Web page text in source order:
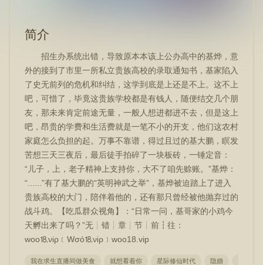
简介
招生办系统出错，导致原本本该上公办高中的基烨，意
外的接到了市里一所私立贵族高校的录取通知书，基家陷入
了史无前列的危机和纠结，这学到底是上还是不上。这不上
吧，可惜了，毕竟这贵族学校都是有钱人，随便结交几个朋
友，那未来肯定前途无量，一般人想进都进不去，但是这上
吧，昂贵的学费和生活费就是一笔不小的开支，他们这农村
家庭怎么负担的起。万事不靠谱，得过且过的基大鹏，瞑发
苦想三天三夜后，最后徒手拍碎了一块板砖，一锤定音：
“儿子，上，老子精神上支持你，大不了咱先赊账。”基烨：
“......”有了基大鹏的“英明神武之举”，基烨被迫踏上了进入
贵族高校的大门，陪伴着他的，还有那只曾经被他抛弃过的
战斗鸡。【吃瓜群众视角】：“日常一问，基哥家的小鸡今
天孵出来了吗？”无┊错┊章┊节┊前┇往：
wоо⒙νiρ﹝Wσó⒙νiρ﹞woo18.vip
我在求生直播间做美食 就想看着你 星际修仙时代 隐婚